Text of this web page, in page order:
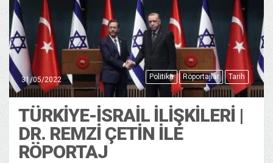
Politika Röportajlar Tarih
31/05/2022
TÜRKIYE-İSRAIL İLIŞKILERI |
DR. REMZI ÇETIN ILE
RÖPORTAJ